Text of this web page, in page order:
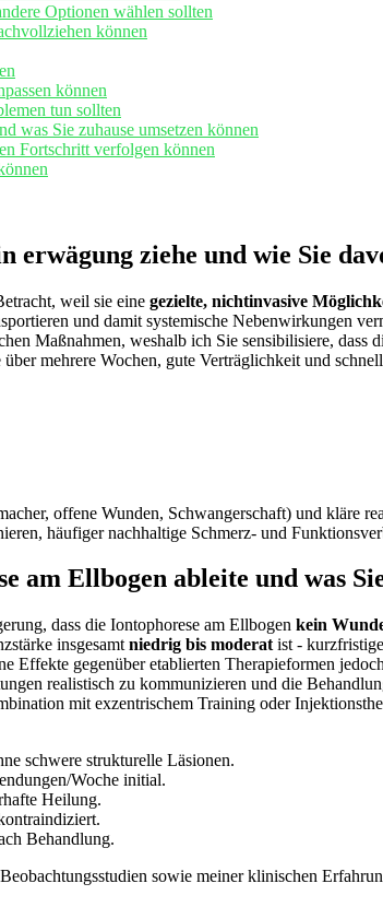
Optionen ⁤wählen sollten
können
können
tun sollten
was Sie zuhause⁤ umsetzen ⁤können
Fortschritt verfolgen können
⁤erwägung‍ ziehe und wie Sie
weil sie ‍eine gezielte, nichtinvasive
und damit systemische⁣ Nebenwirkungen
Maßnahmen, weshalb⁢ ich Sie sensibilisiere, dass
mehrere Wochen, gute⁣ Verträglichkeit und
offene Wunden,‌ Schwangerschaft) und kläre
häufiger⁣ nachhaltige⁤ Schmerz- und
am Ellbogen ableite und was
dass die​ Iontophorese am Ellbogen kein
insgesamt niedrig bis ⁢moderat ‍ist -⁤
gegenüber etablierten⁢ Therapieformen
realistisch ​zu‍ kommunizieren und die
mit‌ exzentrischem⁢ Training‌ oder
schwere strukturelle Läsionen.
Woche‌ initial.
Heilung.
Behandlung.
sowie meiner ⁣klinischen